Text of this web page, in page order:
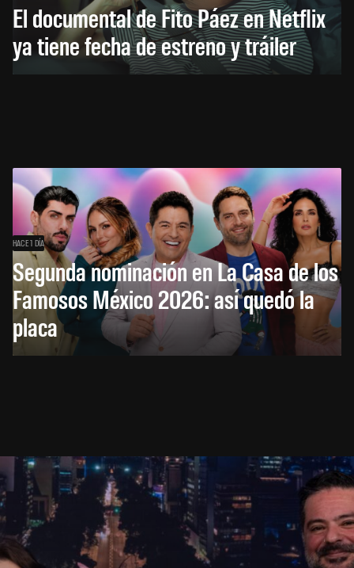
El documental de Fito Páez en Netflix
ya tiene fecha de estreno y tráiler
HACE 1 DÍA
Segunda nominación en La Casa de los
Famosos México 2026: así quedó la
placa